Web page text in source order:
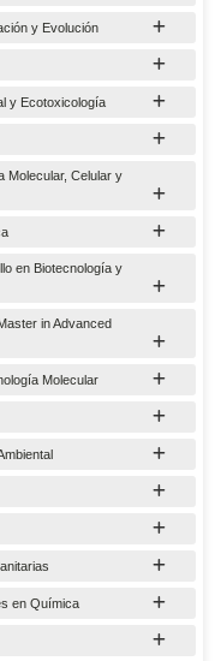
y Evolución
y Ecotoxicología
Molecular, Celular y
en Biotecnología y
in Advanced
Molecular
en Química